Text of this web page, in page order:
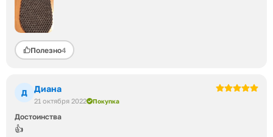
один в один по размеру, белорусские даже чуть шире на
миллиметр. Толщина примерно 3мм, обратная сторона с
резиновыми точками
Полезно4
Д Диана
21 октября 2022 Покупка
Достоинства
👍